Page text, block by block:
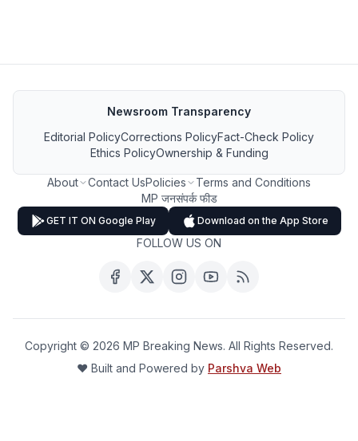
Newsroom Transparency
Editorial PolicyCorrections PolicyFact-Check Policy
Ethics PolicyOwnership & Funding
About Contact UsPolicies
Terms and Conditions
MP जनसंपर्क फीड
GET IT ON Google Play Download on the App Store
FOLLOW US ON
Copyright © 2026 MP Breaking News. All Rights Reserved.
❤️ Built and Powered by Parshva Web